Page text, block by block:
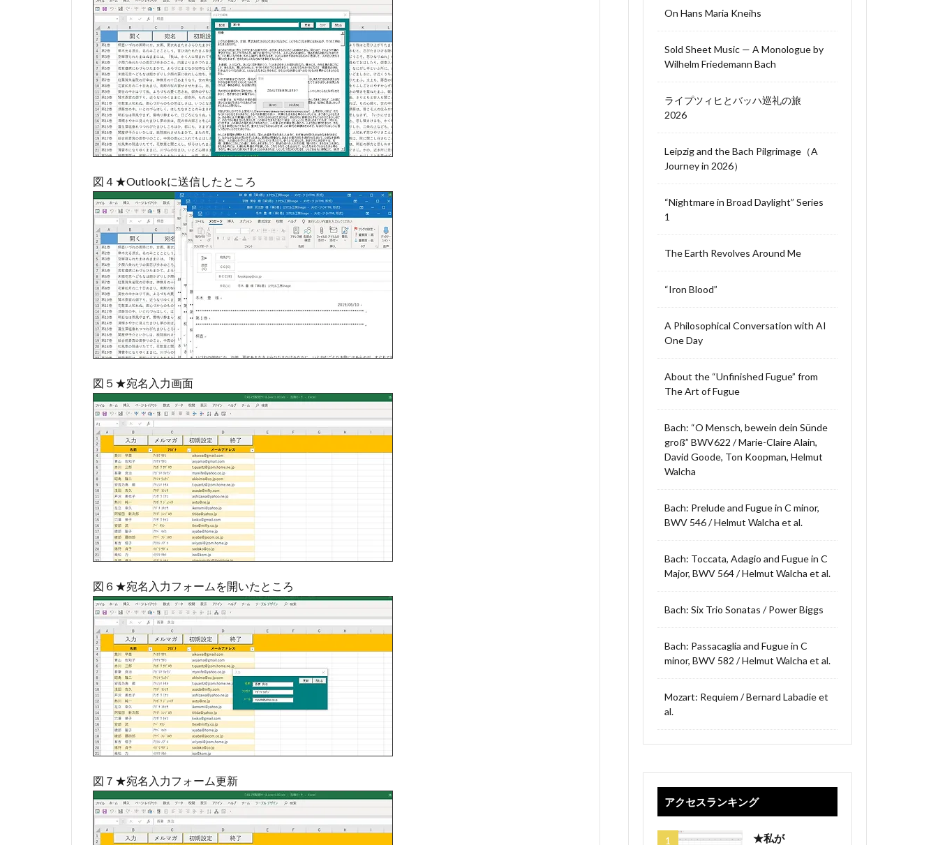
図４★Outlookに送信したところ
図５★宛名入力画面
図６★宛名入力フォームを開いたところ
図７★宛名入力フォーム更新
On Hans Maria Kneihs
Sold Sheet Music — A Monologue by
Wilhelm Friedemann Bach
ライプツィヒとバッハ巡礼の旅
2026
Leipzig and the Bach Pilgrimage（A
Journey in 2026）
“Nightmare in Broad Daylight” Series
1
The Earth Revolves Around Me
“Iron Blood”
A Philosophical Conversation with AI
One Day
About the “Unfinished Fugue” from
The Art of Fugue
Bach: “O Mensch, bewein dein Sünde
groß” BWV622 / Marie-Claire Alain,
David Goode, Ton Koopman, Helmut
Walcha
Bach: Prelude and Fugue in C minor,
BWV 546 / Helmut Walcha et al.
Bach: Toccata, Adagio and Fugue in C
Major, BWV 564 / Helmut Walcha et al.
Bach: Six Trio Sonatas / Power Biggs
Bach: Passacaglia and Fugue in C
minor, BWV 582 / Helmut Walcha et al.
Mozart: Requiem / Bernard Labadie et
al.
アクセスランキング
★私が